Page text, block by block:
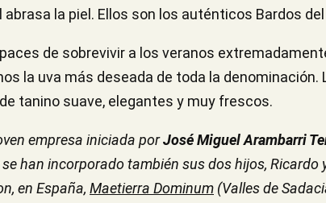
la piel. Ellos son los auténticos Bardos del
de sobrevivir a los veranos
la uva más deseada de toda la denominación.
tanino suave, elegantes y muy frescos.
empresa iniciada porJosé Miguel Arambarri
han incorporado también sus dos hijos, Ricardo
en España, Maetierra Dominum (Valles de